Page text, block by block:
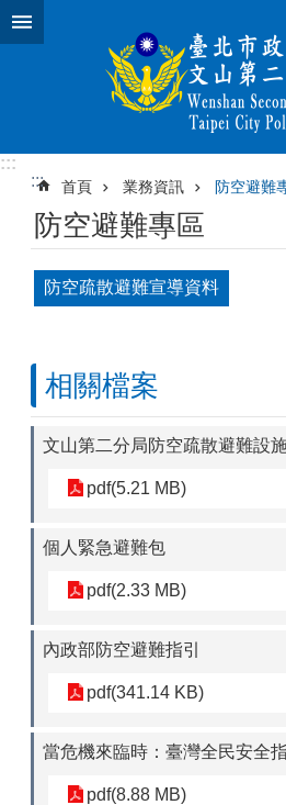
跳到主要內容區塊
:::
:::
首頁 業務資訊 防空避難
防空避難專區
防空疏散避難宣導資料
相關檔案
文山第二分局防空疏散避難設
pdf(5.21 MB)
個人緊急避難包
pdf(2.33 MB)
內政部防空避難指引
pdf(341.14 KB)
當危機來臨時：臺灣全民安全指
pdf(8.88 MB)